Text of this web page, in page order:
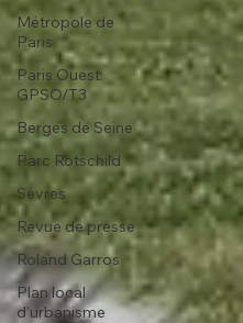
Métropole de
Paris
Paris Ouest:
GPSO/T3
Berges de Seine
Parc Rotschild
Sèvres
Revue de presse
Roland Garros
Plan local
d'urbanisme